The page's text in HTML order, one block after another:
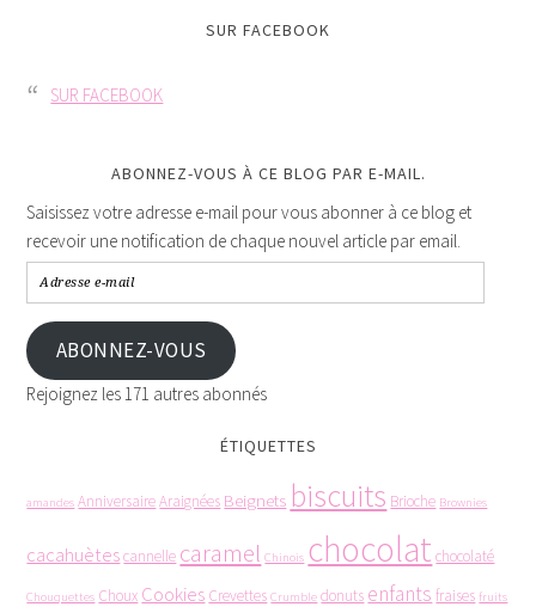
SUR FACEBOOK
SUR FACEBOOK
ABONNEZ-VOUS À CE BLOG PAR E-MAIL.
Saisissez votre adresse e-mail pour vous abonner à ce blog et
recevoir une notification de chaque nouvel article par email.
ABONNEZ-VOUS
Rejoignez les 171 autres abonnés
ÉTIQUETTES
amandes AnniversaireAraignées Beignets biscuits Brioche Brownies
cacahuètescannelle caramel Chinois chocolat chocolaté
Chouquettes Choux Cookies Crevettes Crumble donuts enfants fraises fruits